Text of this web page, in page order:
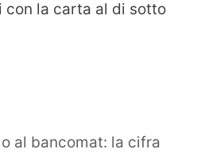
la carta al di sotto
al bancomat: la cifra